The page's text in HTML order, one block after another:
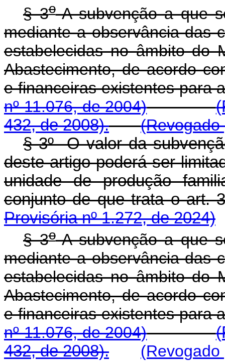
§ 3oA subvenção a que
mediante a observância das
estabelecidas no âmbito do
Abastecimento, de acordo
e financeiras existentes
nº 11.076, de 2004)
432, de 2008).
(Revogado
§ 3º O valor da
deste artigo poderá ser
unidade de produção
conjunto de que trata o
Provisória nº 1.272, de 2024)
§ 3oA subvenção a que
mediante a observância das
estabelecidas no âmbito do
Abastecimento, de acordo
e financeiras existentes
nº 11.076, de 2004)
432, de 2008).
(Revogado